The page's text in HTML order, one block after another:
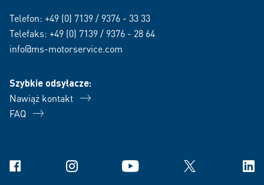
Telefon: +49 (0) 7139 / 9376 - 33 33
Telefaks: +49 (0) 7139 / 9376 - 28 64
info@ms-motorservice.com
Szybkie odsyłacze:
Nawiąż kontakt
FAQ
Facebook Instagram YouTube X